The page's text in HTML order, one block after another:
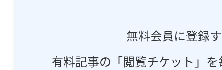
無料会員に登録
有料記事の「閲覧チケット」